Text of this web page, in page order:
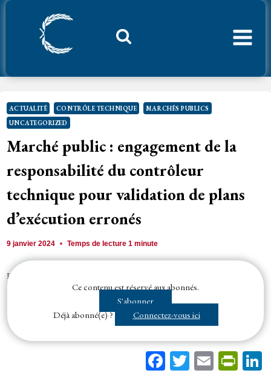
Aller
ACTUALITÉ CONTRÔLE TECHNIQUE
MARCHÉS PUBLICS
UNCATEGORIZED
Marché public : engagement de la
responsabilité du contrôleur
technique pour validation de plans
d’exécution erronés
9 janvier 2024 Temps de lecture1 minute
Engage sa responsabilité indemnitaire pour réparer le préjudice subi par
le maître d’ouvrage (d'un marché public) du fait de désordres affectant
Ce contenu est réservé aux abonnés.
S'abonner
Déjà abonné(e) ?
Connectez-vous ici
Fa T E Pr